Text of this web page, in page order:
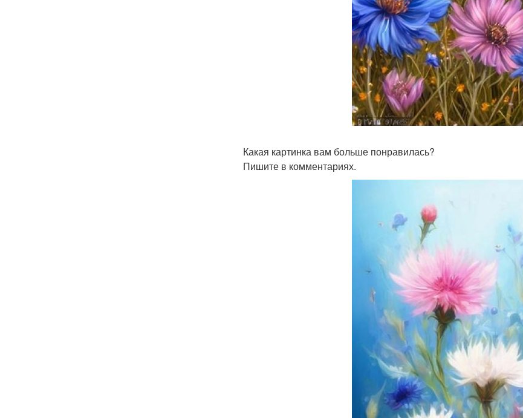
Какая картинка вам больше понравилась?
Пишите в комментариях.